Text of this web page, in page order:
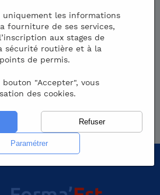
Île-de-France
Centre-Val de Loire
France-Comté
Normandie
de récupération de
Aube (10)
Aude (11)
uniquement les informations
fourniture de ses services,
aux stages de
sécurité routière et à la
de permis.
"Accepter", vous
des cookies.